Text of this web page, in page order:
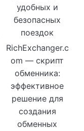
удобных и
безопасных
поездок
RichExchanger.c
om — скрипт
обменника:
эффективное
решение для
создания
обменных